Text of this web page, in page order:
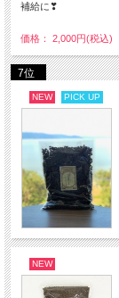
補給に❣
価格： 2,000円(税込)
7位
NEW PICK UP
NEW